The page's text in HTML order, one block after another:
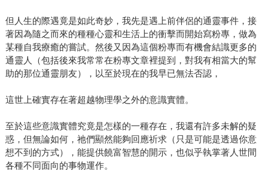
但人生的際遇竟是如此奇妙，我先是遇上前伴侶的通靈事件，接
著因為隨之而來的種種心靈和生活上的衝擊而開始寫粉專，做為
某種自我療癒的嘗試。然後又因為這個粉專而有機會結識更多的
通靈人（包括後來我常常在粉專文章裡提到，對我有相當大的幫
助的那位通靈朋友），以至於現在的我早已無法否認，
這世上確實存在著超越物理學之外的意識實體。
至於這些意識實體究竟是怎樣的一種存在，我還有許多未解的疑
惑，但無論如何，祂們顯然能夠回應祈求（只是可能是透過你意
想不到的方式），能提供饒富智慧的開示，也似乎執掌著人世間
各種不同面向的事物運作。